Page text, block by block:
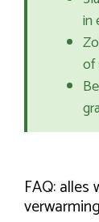
in
of
FAQ:
verwarming